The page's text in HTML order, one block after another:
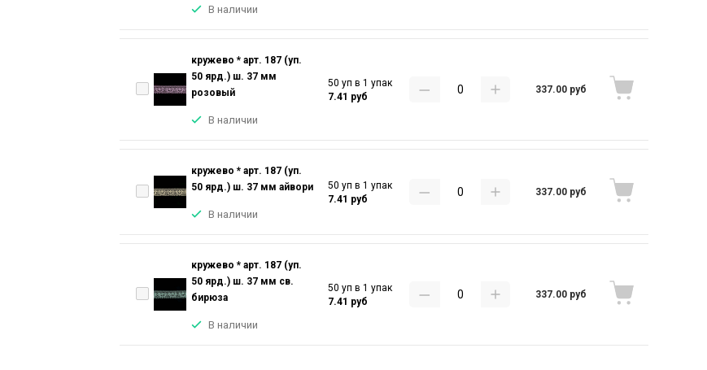
В наличии
кружево * арт. 187 (уп.
50 ярд.) ш. 37 мм
розовый
В наличии
50 уп в 1 упак
7.41 руб
337.00 руб
кружево * арт. 187 (уп.
50 ярд.) ш. 37 мм айвори
В наличии
50 уп в 1 упак
7.41 руб
337.00 руб
кружево * арт. 187 (уп.
50 ярд.) ш. 37 мм св.
бирюза
В наличии
50 уп в 1 упак
7.41 руб
337.00 руб